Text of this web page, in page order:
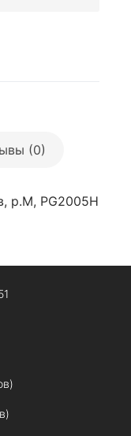
(0)
р.M, PG2005H